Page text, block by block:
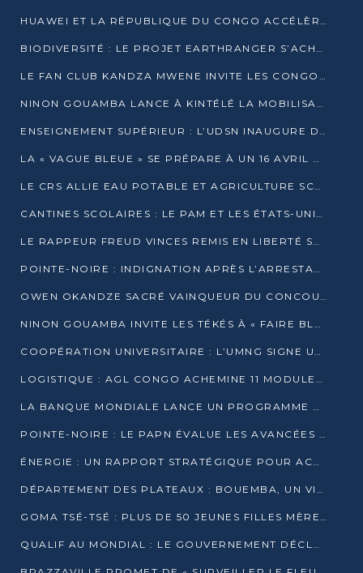
HUAWEI ET LA RÉPUBLIQUE DU CONGO ACCÉLÈRENT LEUR PARTENARIAT
BIODIVERSITÉ : LE PROJET EARTHRANGER S’ACHÈVE, MAIS LES DÉFIS DEMEURENT
LE FAN CLUB KANDZA MWENE INVITE LES CONGOLAIS À UNE FORTE AFFLUENCE AU STADE DE KINTÉLÉ
NINON GOUAMBA LANCE À KINTÉLÉ LA MOBILISATION POUR L’INVESTITURE DR DSN
ENSEIGNEMENT SUPÉRIEUR : L’UDSN INAUGURE DES LABORATOIRES POUR BOOSTER LA FORMATION PRATIQUE
LA « VAGUE BLEUE » SE PRÉPARE À UN 16 AVRIL HISTORIQUE
LE CRS ALLIE EAU POTABLE ET AGRICULTURE SCOLAIRE AU CŒUR DE LA TRANSFORMATION DES ÉCOLES RURALES
CANTINES SCOLAIRES : LE PAM ET LES ÉTATS-UNIS AU CONTACT DES ÉCOLIERS DE KINKALA
LE RAPPEUR FREUD VINCES REMIS EN LIBERTÉ SOUS PRESSION MÉDIATIQUE
POINTE-NOIRE : INDIGNATION APRÈS L’ARRESTATION DU RAPPEUR FREUD VINCES
OWEN OKANDZE SACRÉ VAINQUEUR DU CONCOURS SLAM POUR LA VIE
NINON GOUAMBA INVITE LES TÉKÉS À « FAIRE BLOC » POUR PESER DANS LE DÉBAT NATIONAL
COOPÉRATION UNIVERSITAIRE : L’UMNG SIGNE UN ACCORD STRATÉGIQUE AVEC L’UNIVERSITÉ HAINAN EN CHINE
LOGISTIQUE : AGL CONGO ACHEMINE 11 MODULES GÉANTS JUSQU’À BRAZZAVILLE
LA BANQUE MONDIALE LANCE UN PROGRAMME DE 394 MILLIONS DE DOLLARS POUR LE BASSIN DU CONGO
POINTE-NOIRE : LE PAPN ÉVALUE LES AVANCÉES DU MÔLE EST
ÉNERGIE : UN RAPPORT STRATÉGIQUE POUR ACCÉLÉRER LA TRANSITION AU CONGO
DÉPARTEMENT DES PLATEAUX : BOUEMBA, UN VIVIER ÉCONOMIQUE PRÊT À EXPLOSER
GOMA TSÉ-TSÉ : PLUS DE 50 JEUNES FILLES MÈRES SENSIBILISÉES À LA SANTÉ SEXUELLE
QUALIF AU MONDIAL : LE GOUVERNEMENT DÉCLARE LA JOURNÉE DU 1ER AVRIL 2026 CHÔMÉE ET PAYÉE